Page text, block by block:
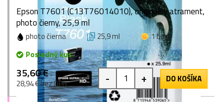
Epson T7601 (C13T76014010), originálny atrament,
photo čierny, 25,9 ml
photo čierna 25,9 ml
1 bod
Posledný kus
35,60 €
28,94 € bez DPH - + DO KOŠÍKA